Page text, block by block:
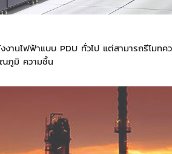
งานไฟฟ้าแบบ PDU ทั่วไป แต่สามารถรีโมท
ณภูมิ ความชื้น